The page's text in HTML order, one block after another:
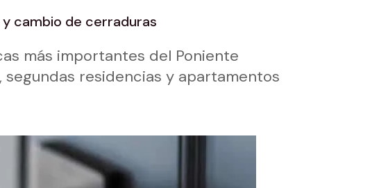
cambio de cerraduras
más importantes del Poniente
residencias y apartamentos